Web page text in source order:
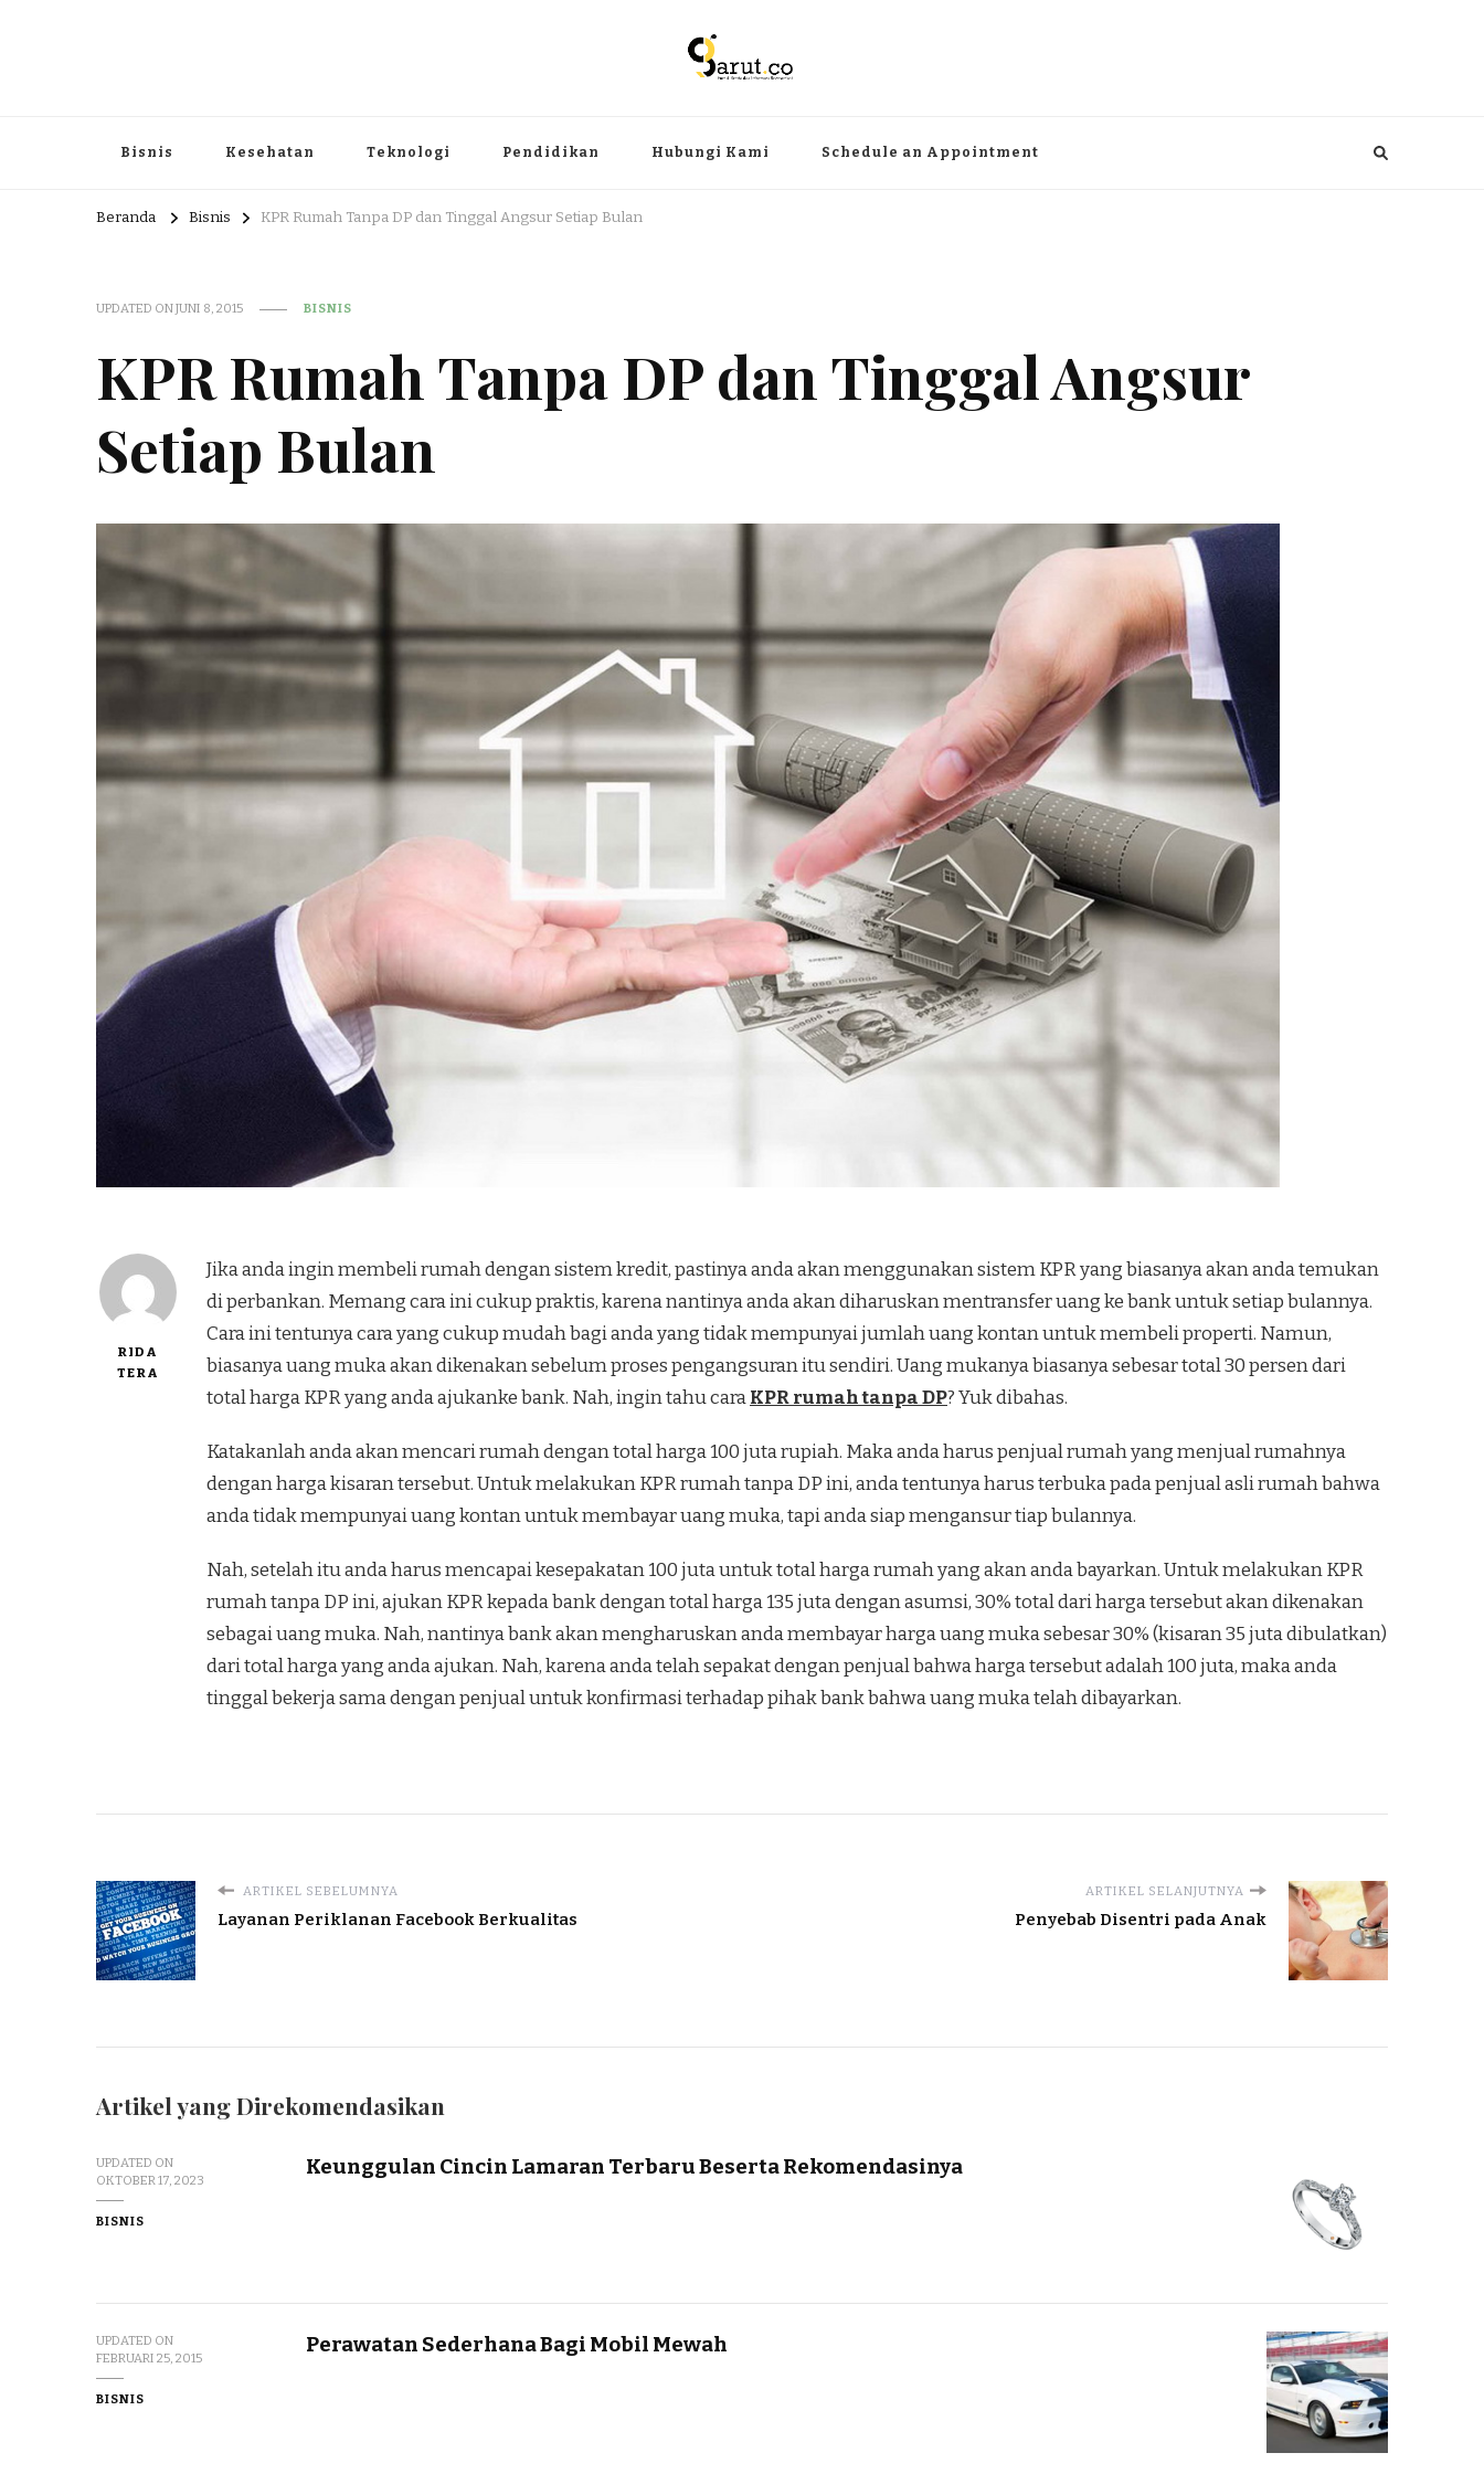
Bisnis Kesehatan Teknologi Pendidikan Hubungi Kami Schedule an Appointment
Beranda Bisnis KPR Rumah Tanpa DP dan Tinggal Angsur Setiap Bulan
UPDATED ONJUNI 8, 2015 BISNIS
KPR Rumah Tanpa DP dan Tinggal Angsur
Setiap Bulan
RIDA
TERA
Jika anda ingin membeli rumah dengan sistem kredit, pastinya anda akan menggunakan sistem KPR yang biasanya akan anda temukan
di perbankan. Memang cara ini cukup praktis, karena nantinya anda akan diharuskan mentransfer uang ke bank untuk setiap bulannya.
Cara ini tentunya cara yang cukup mudah bagi anda yang tidak mempunyai jumlah uang kontan untuk membeli properti. Namun,
biasanya uang muka akan dikenakan sebelum proses pengangsuran itu sendiri. Uang mukanya biasanya sebesar total 30 persen dari
total harga KPR yang anda ajukanke bank. Nah, ingin tahu caraKPR rumah tanpa DP? Yuk dibahas.
Katakanlah anda akan mencari rumah dengan total harga 100 juta rupiah. Maka anda harus penjual rumah yang menjual rumahnya
dengan harga kisaran tersebut. Untuk melakukan KPR rumah tanpa DP ini, anda tentunya harus terbuka pada penjual asli rumah bahwa
anda tidak mempunyai uang kontan untuk membayar uang muka, tapi anda siap mengansur tiap bulannya.
Nah, setelah itu anda harus mencapai kesepakatan 100 juta untuk total harga rumah yang akan anda bayarkan. Untuk melakukan KPR
rumah tanpa DP ini, ajukan KPR kepada bank dengan total harga 135 juta dengan asumsi, 30% total dari harga tersebut akan dikenakan
sebagai uang muka. Nah, nantinya bank akan mengharuskan anda membayar harga uang muka sebesar 30% (kisaran 35 juta dibulatkan)
dari total harga yang anda ajukan. Nah, karena anda telah sepakat dengan penjual bahwa harga tersebut adalah 100 juta, maka anda
tinggal bekerja sama dengan penjual untuk konfirmasi terhadap pihak bank bahwa uang muka telah dibayarkan.
ARTIKEL SEBELUMNYA
Layanan Periklanan Facebook Berkualitas
ARTIKEL SELANJUTNYA
Penyebab Disentri pada Anak
Artikel yang Direkomendasikan
UPDATED ON
OKTOBER 17, 2023
BISNIS
Keunggulan Cincin Lamaran Terbaru Beserta Rekomendasinya
UPDATED ON
FEBRUARI 25, 2015
BISNIS
Perawatan Sederhana Bagi Mobil Mewah